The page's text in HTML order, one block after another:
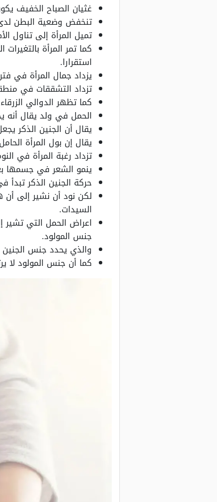
غثيان الصباح الخفيف
تنخفض وضعية البطن
تميل المرأة إلى تناول
كما تمر المرأة
استقرارا.
يزداد جمال المرأة في
تزداد التشققات في
كما تظهر الدوالي
الحمل في ولد يقال أنه
يقال أن الجنين الذكر
يقال إن بول المرأة
تزداد رغبة المرأة في
ينمو الشعر في جسمها
حركة الجنين الذكر
لكن نود أن نشير إلى
السيدات.
اعراض الحمل التي
جنس المولود.
والذي يحدد جنس
كما أن جنس المولود لا